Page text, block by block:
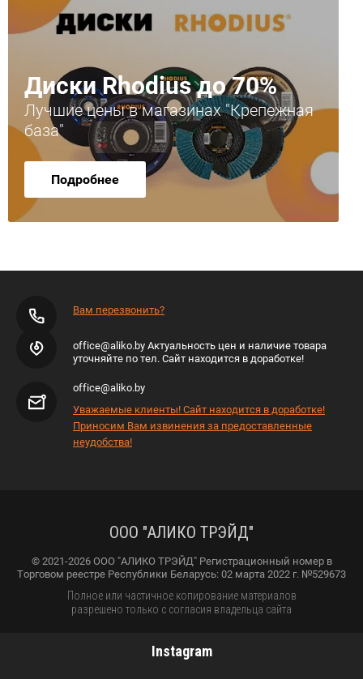
Диски Rhodius до 70%
Лучшие цены в магазинах "Крепежная
база"
Подробнее
Вам перезвонить?
office@aliko.by Актуальность цен и наличие товара
уточняйте по тел. Сайт находится в доработке!
office@aliko.by
Уважаемые клиенты! Сайт находится в доработке!
Приносим Вам извинения за предоставленные
неудобства!
ООО "АЛИКО ТРЭЙД"
© 2021-2026 ООО "АЛИКО ТРЭЙД" Регистрационный номер в
Торговом реестре Республики Беларусь: 02 марта 2022 г. №529673
Полное или частичное копирование материалов
разрешено только с согласия владельца сайта
Instagram